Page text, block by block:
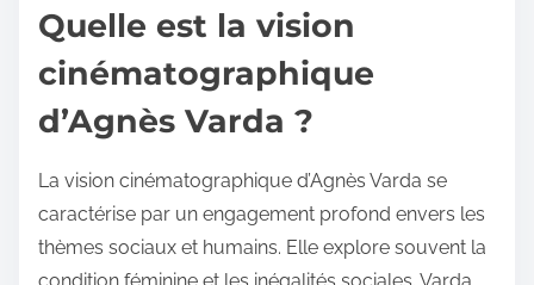
Quelle est la vision
cinématographique
d’Agnès Varda ?
La vision cinématographique d’Agnès Varda se
caractérise par un engagement profond envers les
thèmes sociaux et humains. Elle explore souvent la
condition féminine et les inégalités sociales. Varda